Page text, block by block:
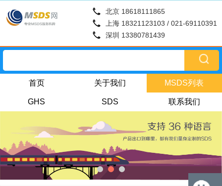
北京 18618111865
上海 18321123103 / 021-69110391
深圳 13380781439
首页 关于我们 MSDS列表
GHS SDS 联系我们